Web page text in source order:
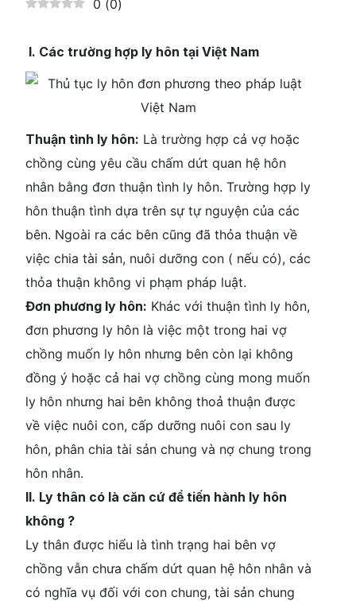
0 (0)
I. Các trường hợp ly hôn tại Việt Nam
Thuận tình ly hôn: Là trường hợp cả vợ hoặc
chồng cùng yêu cầu chấm dứt quan hệ hôn
nhân bằng đơn thuận tình ly hôn. Trường hợp ly
hôn thuận tình dựa trên sự tự nguyện của các
bên. Ngoài ra các bên cũng đã thỏa thuận về
việc chia tài sản, nuôi dưỡng con ( nếu có), các
thỏa thuận không vi phạm pháp luật.
Đơn phương ly hôn: Khác với thuận tình ly hôn,
đơn phương ly hôn là việc một trong hai vợ
chồng muốn ly hôn nhưng bên còn lại không
đồng ý hoặc cả hai vợ chồng cùng mong muốn
ly hôn nhưng hai bên không thoả thuận được
về việc nuôi con, cấp dưỡng nuôi con sau ly
hôn, phân chia tài sản chung và nợ chung trong
hôn nhân.
II. Ly thân có là căn cứ để tiến hành ly hôn
không ?
Ly thân được hiểu là tình trạng hai bên vợ
chồng vẫn chưa chấm dứt quan hệ hôn nhân và
có nghĩa vụ đối với con chung, tài sản chung